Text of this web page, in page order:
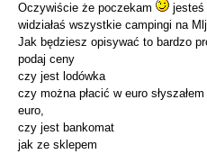
Oczywiście że poczekam jesteś
widziałaś wszystkie campingi na
Jak będziesz opisywać to bardzo
podaj ceny
czy jest lodówka
czy można płacić w euro
euro,
czy jest bankomat
jak ze sklepem